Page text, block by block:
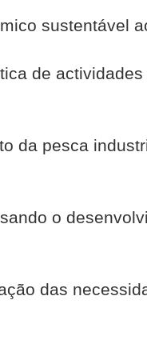
sustentável
de
da pesca
o
das